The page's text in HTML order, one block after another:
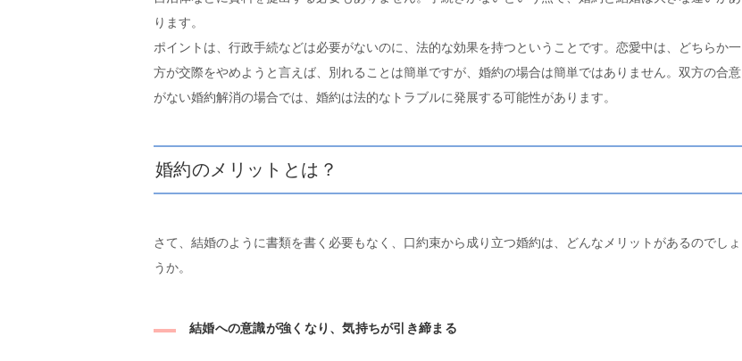
ります。
ポイントは、行政手続などは必要がないのに、法的な効果を持つということです。恋愛中は、どちらか一
方が交際をやめようと言えば、別れることは簡単ですが、婚約の場合は簡単ではありません。双方の合意
がない婚約解消の場合では、婚約は法的なトラブルに発展する可能性があります。
婚約のメリットとは？
さて、結婚のように書類を書く必要もなく、口約束から成り立つ婚約は、どんなメリットがあるのでしょ
うか。
結婚への意識が強くなり、気持ちが引き締まる